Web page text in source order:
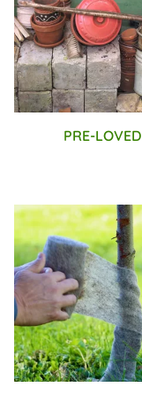
PRE-LOVED